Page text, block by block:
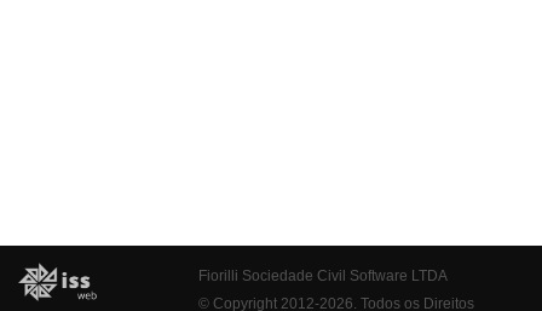
Fiorilli Sociedade Civil Software LTDA
© Copyright 2012-2026. Todos os Direitos